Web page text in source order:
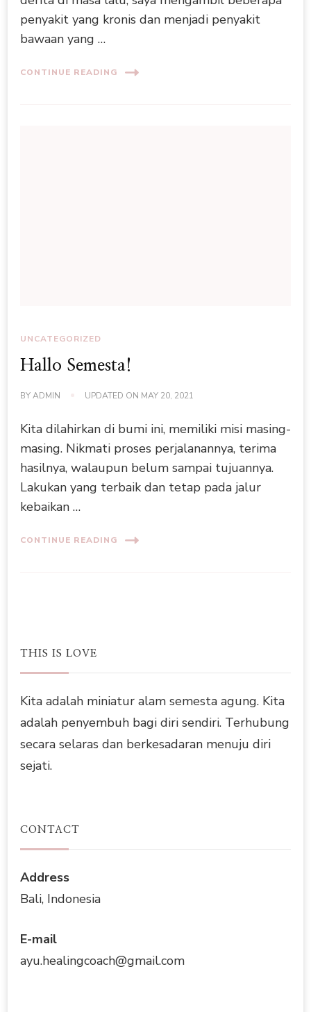
penyakit yang kronis dan menjadi penyakit
bawaan yang …
CONTINUE READING
UNCATEGORIZED
Hallo Semesta!
BYADMIN UPDATED ON MAY 20, 2021
Kita dilahirkan di bumi ini, memiliki misi masing-
masing. Nikmati proses perjalanannya, terima
hasilnya, walaupun belum sampai tujuannya.
Lakukan yang terbaik dan tetap pada jalur
kebaikan …
CONTINUE READING
THIS IS LOVE
Kita adalah miniatur alam semesta agung. Kita
adalah penyembuh bagi diri sendiri. Terhubung
secara selaras dan berkesadaran menuju diri
sejati.
CONTACT
Address
Bali, Indonesia
E-mail
ayu.healingcoach@gmail.com